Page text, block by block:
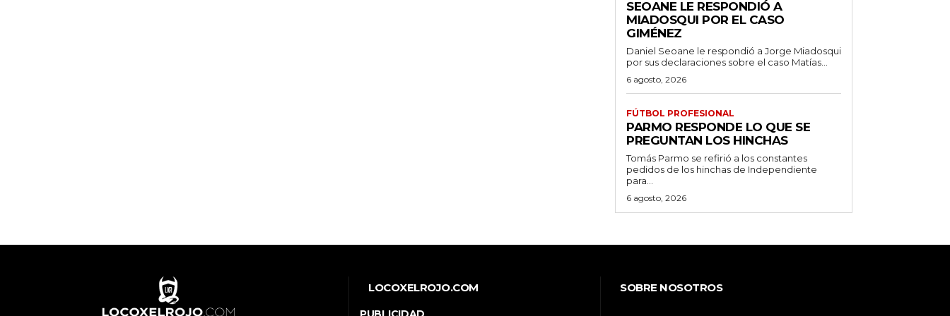
SEOANE LE RESPONDIÓ A
MIADOSQUI POR EL CASO
GIMÉNEZ
Daniel Seoane le respondió a Jorge Miadosqui
por sus declaraciones sobre el caso Matías...
6 agosto, 2026
FÚTBOL PROFESIONAL
PARMO RESPONDE LO QUE SE
PREGUNTAN LOS HINCHAS
Tomás Parmo se refirió a los constantes
pedidos de los hinchas de Independiente
para...
6 agosto, 2026
LOCOXELROJO.COM SOBRE NOSOTROS